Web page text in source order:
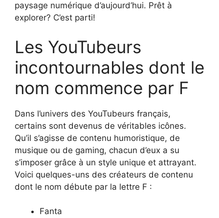
paysage numérique d’aujourd’hui. Prêt à
explorer? C’est parti!
Les YouTubeurs
incontournables dont le
nom commence par F
Dans l’univers des YouTubeurs français,
certains sont devenus de véritables icônes.
Qu’il s’agisse de contenu humoristique, de
musique ou de gaming, chacun d’eux a su
s’imposer grâce à un style unique et attrayant.
Voici quelques-uns des créateurs de contenu
dont le nom débute par la lettre F :
Fanta